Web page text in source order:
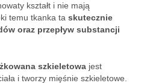
kształt i nie mają
temu tkanka ta skutecznie
oraz przepływ substancji
szkieletowa jest
i tworzy mięśnie szkieletowe.